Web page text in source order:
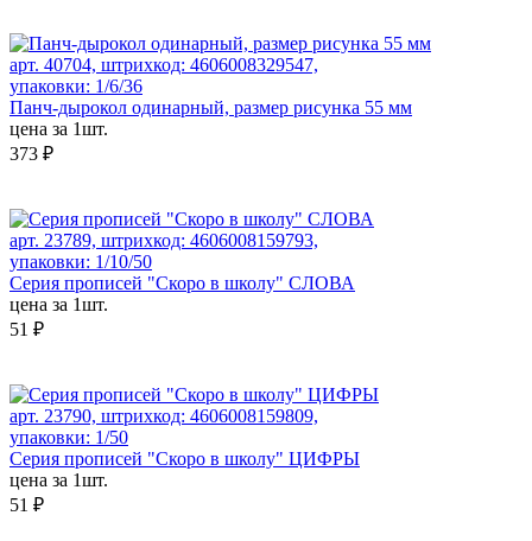
арт. 40704, штрихкод: 4606008329547,
упаковки: 1/6/36
Панч-дырокол одинарный, размер рисунка 55 мм
цена за 1шт.
373 ₽
арт. 23789, штрихкод: 4606008159793,
упаковки: 1/10/50
Серия прописей "Скоро в школу" СЛОВА
цена за 1шт.
51 ₽
арт. 23790, штрихкод: 4606008159809,
упаковки: 1/50
Серия прописей "Скоро в школу" ЦИФРЫ
цена за 1шт.
51 ₽